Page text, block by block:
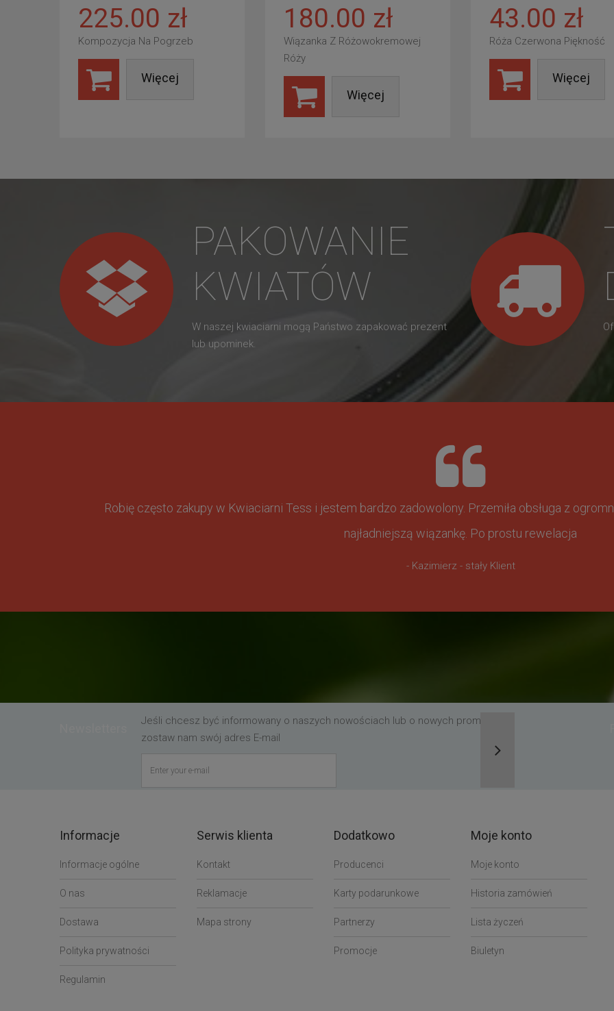
225.00 zł
Kompozycja Na Pogrzeb
Więcej
180.00 zł
Wiązanka Z Różowokremowej
Róży
Więcej
43.00 zł
Róża Czerwona Piękność
Więcej
PAKOWANIE
KWIATÓW
W naszej kwiaciarni mogą Państwo zapakować prezent
lub upominek.
Robię często zakupy w Kwiaciarni Tess i jestem bardzo zadowolony. Przemiła obsługa z
najładniejszą wiązankę. Po prostu rewelacja
- Kazimierz - stały Klient
Jeśli chcesz być informowany o naszych nowościach lub o nowych promocjach,
zostaw nam swój adres E-mail
Informacje
Informacje ogólne
O nas
Dostawa
Polityka prywatności
Regulamin
Serwis klienta
Kontakt
Reklamacje
Mapa strony
Dodatkowo
Producenci
Karty podarunkowe
Partnerzy
Promocje
Moje konto
Moje konto
Historia zamówień
Lista życzeń
Biuletyn